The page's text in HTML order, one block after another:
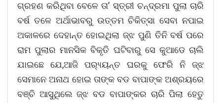
ଗ୍ରହଣ କରିଥିବା ବେଳେ ତା’ ସ୍ତ୍ରୀ ଚନ୍ଦ୍ରମା ପୁଲା ଚାରି
ବର୍ଷ ତଳେ ଅର୍ଥାଭାବରୁ ଉତ୍ତମ ଚିକିତ୍ସା ସେବା ନପାଇ
ଅକାଳରେ ଦେହାନ୍ତ ହୋଇଥିଲା ଜ୍ଝ ପୁଣି ତିନି ବର୍ଷ ପରେ
ରାମ ପୁଲାର ମାନସିକ ବିକୃତି ଘଟିବାରୁ ସେ କୁଆଡେ ଚାଲି
ଯାଇଛେ ଯେ,ଆଜି ପର‌୍ୟ୍ୟନ୍ତ ଘରକୁ ଫେରି ନି ଜ୍ଝ
ସେମାନେ ଅନାଥ ହୋଇ ତାଙ୍କ ବଡ ବାପାଙ୍କ ଅଶ୍ରୟରେ
ବଞ୍ଚି ଆସୁଥିଲେ ଜ୍ଝ ବଡ ବାପାଙ୍କର ଚାରି ପିଲା ହେତୁ